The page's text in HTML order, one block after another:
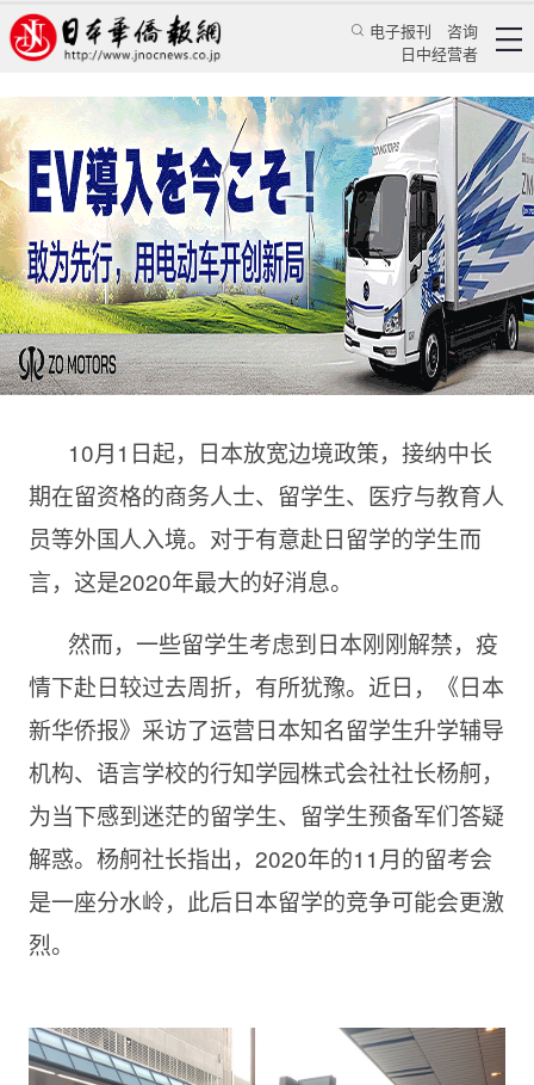
电子报刊
咨询
日中经营者
日本留学专家分析：11月留考是分水岭，此后难
度大增
倪亚敏 华人新闻 留学生活
日本新华侨报 2020/11/4 11:46:52
10月1日起，日本放宽边境政策，接纳中长
期在留资格的商务人士、留学生、医疗与教育人
员等外国人入境。对于有意赴日留学的学生而
言，这是2020年最大的好消息。
然而，一些留学生考虑到日本刚刚解禁，疫
情下赴日较过去周折，有所犹豫。近日，《日本
新华侨报》采访了运营日本知名留学生升学辅导
机构、语言学校的行知学园株式会社社长杨舸，
为当下感到迷茫的留学生、留学生预备军们答疑
解惑。杨舸社长指出，2020年的11月的留考会
是一座分水岭，此后日本留学的竞争可能会更激
烈。